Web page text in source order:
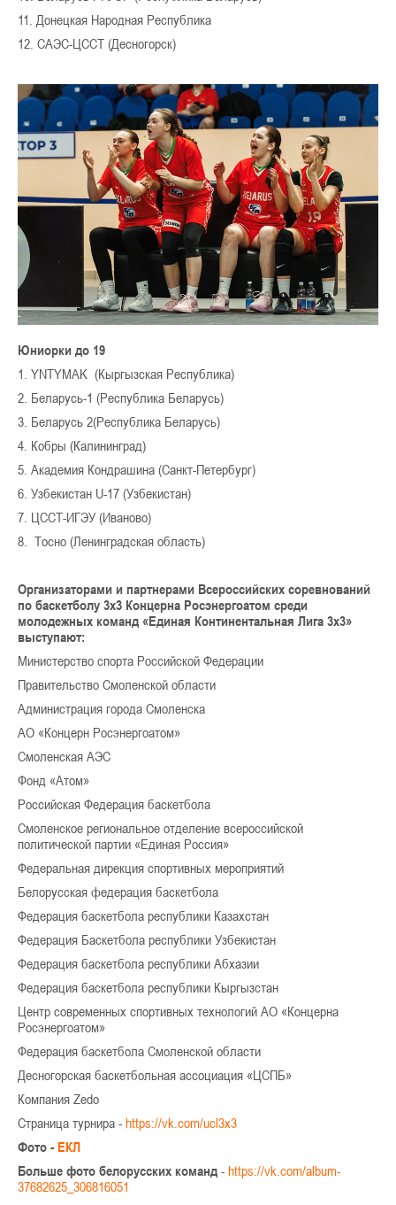
11. Донецкая Народная Республика
12. САЭС-ЦССТ (Десногорск)
Юниорки до 19
1. YNTYMAK (Кыргызская Республика)
2. Беларусь-1 (Республика Беларусь)
3. Беларусь 2(Республика Беларусь)
4. Кобры (Калининград)
5. Академия Кондрашина (Санкт-Петербург)
6. Узбекистан U-17 (Узбекистан)
7. ЦССТ-ИГЭУ (Иваново)
8. Тосно (Ленинградская область)
Организаторами и партнерами Всероссийских соревнований
по баскетболу 3х3 Концерна Росэнергоатом среди
молодежных команд «Единая Континентальная Лига 3х3»
выступают:
Министерство спорта Российской Федерации
Правительство Смоленской области
Администрация города Смоленска
АО «Концерн Росэнергоатом»
Смоленская АЭС
Фонд «Атом»
Российская Федерация баскетбола
Смоленское региональное отделение всероссийской
политической партии «Единая Россия»
Федеральная дирекция спортивных мероприятий
Белорусская федерация баскетбола
Федерация баскетбола республики Казахстан
Федерация Баскетбола республики Узбекистан
Федерация баскетбола республики Абхазии
Федерация баскетбола республики Кыргызстан
Центр современных спортивных технологий АО «Концерна
Росэнергоатом»
Федерация баскетбола Смоленской области
Десногорская баскетбольная ассоциация «ЦСПБ»
Компания Zedo
Страница турнира - https://vk.com/ucl3x3
Фото - ЕКЛ
Больше фото белорусских команд - https://vk.com/album-
37682625_306816051